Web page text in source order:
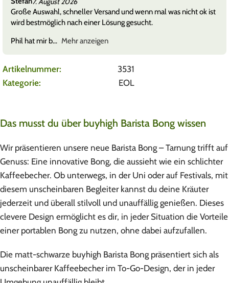
mal was nicht ok ist
Alles easy 🙂
Artikelnummer:
3531
Kategorie:
EOL
Das musst du über buyhigh Barista Bong wissen
Wir präsentieren unsere neue Barista Bong – Tarnung trifft auf
Genuss: Eine innovative Bong, die aussieht wie ein schlichter
Kaffeebecher. Ob unterwegs, in der Uni oder auf Festivals, mit
diesem unscheinbaren Begleiter kannst du deine Kräuter
jederzeit und überall stilvoll und unauffällig genießen. Dieses
clevere Design ermöglicht es dir, in jeder Situation die Vorteile
einer portablen Bong zu nutzen, ohne dabei aufzufallen.
Die matt-schwarze buyhigh Barista Bong präsentiert sich als
unscheinbarer Kaffeebecher im To-Go-Design, der in jeder